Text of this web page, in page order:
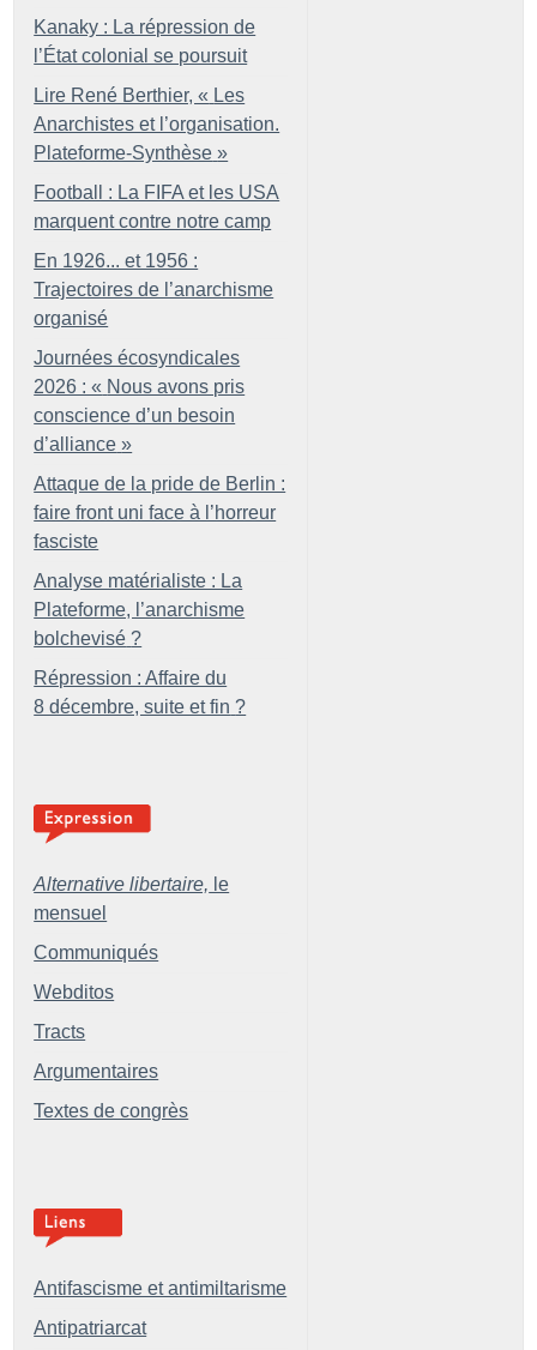
Kanaky : La répression de
l’État colonial se poursuit
Lire René Berthier, « Les
Anarchistes et l’organisation.
Plateforme-Synthèse »
Football : La FIFA et les USA
marquent contre notre camp
En 1926... et 1956 :
Trajectoires de l’anarchisme
organisé
Journées écosyndicales
2026 : « Nous avons pris
conscience d’un besoin
d’alliance »
Attaque de la pride de Berlin :
faire front uni face à l’horreur
fasciste
Analyse matérialiste : La
Plateforme, l’anarchisme
bolchevisé ?
Répression : Affaire du
8 décembre, suite et fin ?
Alternative libertaire, le
mensuel
Communiqués
Webditos
Tracts
Argumentaires
Textes de congrès
Antifascisme et antimiltarisme
Antipatriarcat